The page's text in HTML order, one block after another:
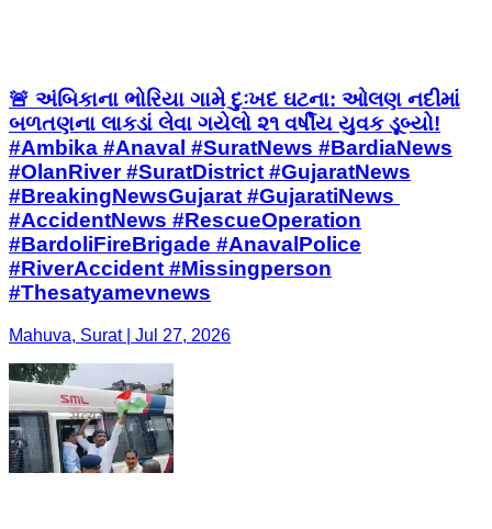
🚨 અંબિકાના ભોરિયા ગામે દુઃખદ ઘટના: ઓલણ નદીમાં
બળતણના લાકડાં લેવા ગયેલો ૨૧ વર્ષીય યુવક ડૂબ્યો! ​
#Ambika #Anaval #SuratNews #BardiaNews
#OlanRiver #SuratDistrict #GujaratNews
#BreakingNewsGujarat #GujaratiNews ​
#AccidentNews #RescueOperation
#BardoliFireBrigade #AnavalPolice
#RiverAccident #Missingperson
#Thesatyamevnews
Mahuva, Surat | Jul 27, 2026